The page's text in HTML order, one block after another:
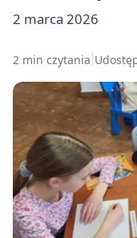
2 marca 2026
2 min czytania